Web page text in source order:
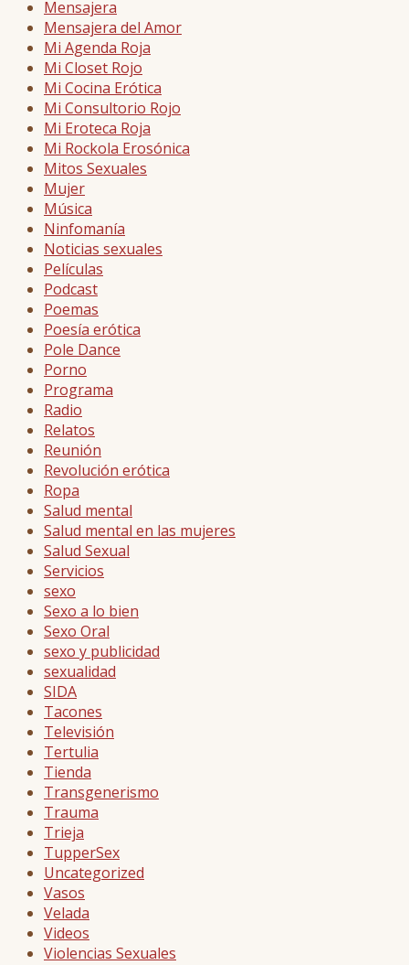
Mensajera
Mensajera del Amor
Mi Agenda Roja
Mi Closet Rojo
Mi Cocina Erótica
Mi Consultorio Rojo
Mi Eroteca Roja
Mi Rockola Erosónica
Mitos Sexuales
Mujer
Música
Ninfomanía
Noticias sexuales
Películas
Podcast
Poemas
Poesía erótica
Pole Dance
Porno
Programa
Radio
Relatos
Reunión
Revolución erótica
Ropa
Salud mental
Salud mental en las mujeres
Salud Sexual
Servicios
sexo
Sexo a lo bien
Sexo Oral
sexo y publicidad
sexualidad
SIDA
Tacones
Televisión
Tertulia
Tienda
Transgenerismo
Trauma
Trieja
TupperSex
Uncategorized
Vasos
Velada
Videos
Violencias Sexuales